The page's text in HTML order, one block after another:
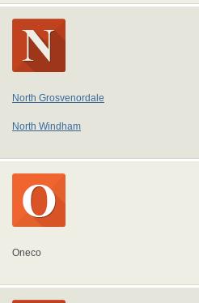
North Grosvenordale
North Windham
Oneco